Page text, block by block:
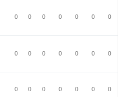
0 0 0 0 0 0 0
0 0 0 0 0 0 0
0 0 0 0 0 0 0